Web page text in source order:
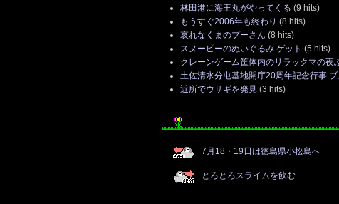
林田港に海王丸がやってくる (9 hits)
もうすぐ2006年も終わり (8 hits)
哀れなくまのプーさん (8 hits)
スヌーピーのぬいぐるみ ゲット (5 hits)
クレーンゲーム筐体内のリラックマの夜
土佐清水分屯基地開庁20周年記念行事
近所でウサギを発見 (3 hits)
7月18・19日は徳島県小松島へ
とろとろスライムを飲む